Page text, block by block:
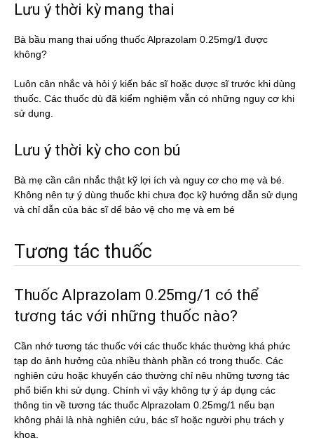
Lưu ý thời kỳ mang thai
Bà bầu mang thai uống thuốc Alprazolam 0.25mg/1 được
không?
Luôn cân nhắc và hỏi ý kiến bác sĩ hoặc dược sĩ trước khi dùng
thuốc. Các thuốc dù đã kiểm nghiệm vẫn có những nguy cơ khi
sử dụng.
Lưu ý thời kỳ cho con bú
Bà mẹ cần cân nhắc thật kỹ lợi ích và nguy cơ cho mẹ và bé.
Không nên tự ý dùng thuốc khi chưa đọc kỹ hướng dẫn sử dụng
và chỉ dẫn của bác sĩ dể bảo vệ cho mẹ và em bé
Tương tác thuốc
Thuốc Alprazolam 0.25mg/1 có thể
tương tác với những thuốc nào?
Cần nhớ tương tác thuốc với các thuốc khác thường khá phức
tạp do ảnh hưởng của nhiều thành phần có trong thuốc. Các
nghiên cứu hoặc khuyến cáo thường chỉ nêu những tương tác
phổ biến khi sử dụng. Chính vì vậy không tự ý áp dụng các
thông tin về tương tác thuốc Alprazolam 0.25mg/1 nếu bạn
không phải là nhà nghiên cứu, bác sĩ hoặc người phụ trách y
khoa.